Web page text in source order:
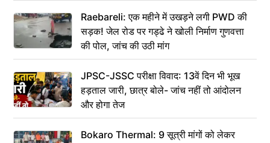
Raebareli: एक महीने में उखड़ने लगी PWD की
सड़क! जेल रोड पर गड्ढे ने खोली निर्माण गुणवत्ता
की पोल, जांच की उठी मांग
JPSC-JSSC परीक्षा विवाद: 13वें दिन भी भूख
हड़ताल जारी, छात्र बोले- जांच नहीं तो आंदोलन
और होगा तेज
Bokaro Thermal: 9 सूत्री मांगों को लेकर